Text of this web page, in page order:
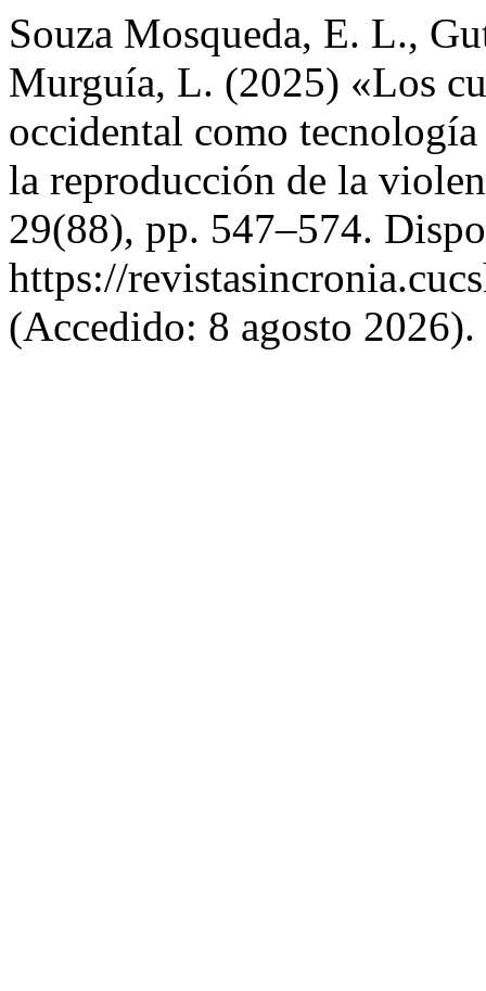
Souza Mosqueda, E. L.,
Murguía, L. (2025) «Los
occidental como
la reproducción de la
29(88), pp. 547–574.
https://
(Accedido: 8 agosto 2026).